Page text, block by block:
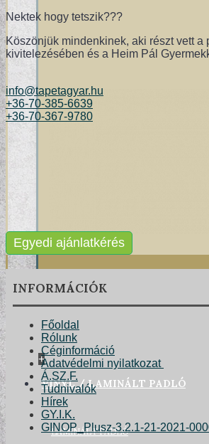
+
VINYL / LAMINÁLT PADLÓ
LAMINÁLT PADLÓ
Nektek hogy tetszik???
Köszönjük mindenkinek, aki részt vett a
kivitelezésében és a Heim Pál
info@tapetagyar.hu
+36-70-385-6639
+36-70-367-9780
Egyedi ajánlatkérés
INFORMÁCIÓK
Főoldal
Rólunk
Céginformáció
Adatvédelmi nyilatkozat
Á.SZ.F.
Tudnivalók
Hírek
GY.I.K.
GINOP_Plusz-3.2.1-21-2021-